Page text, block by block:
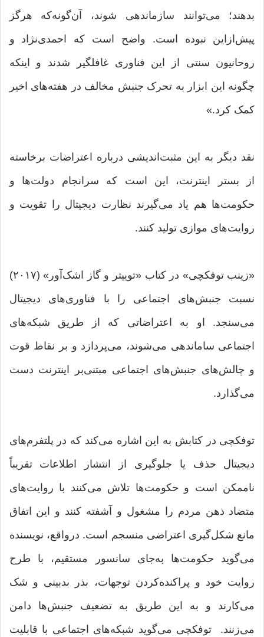
بدهند؛ می‌توانند سازماندهی شوند، آن‌گونه‌که هرگز
پیش‌ازاین نبوده است. واضح است که احمدی‌نژاد و
روحانیون سنتی از این فناوری غافلگیر شدند و اینکه
چگونه این ابزار به تحرک جنبش مخالف در هفته‌های اخیر
کمک کرد.»
نقد دیگر به این مثبت‌اندیشی درباره اعتراضات برخاسته
از بستر اینترنت، این است که سرانجام دولت‌ها و
حکومت‌ها هم یاد می‌گیرند نظارت دیجیتال را تقویت و
روایت‌های موازی تولید کنند.
«زینب توفکچی» در کتاب «توییتر و گاز اشک‌آور» (۲۰۱۷)
نسبت جنبش‌های اجتماعی را با فناوری‌های دیجیتال
می‌سنجد. او به اعتراضاتی که از طریق شبکه‌های
اجتماعی ساماندهی می‌شوند، می‌پردازد و بر نقاط قوت
و چالش‌های جنبش‌های اجتماعی مبتنی‌بر اینترنت دست
می‌گذارد.
توفکچی در کتابش به این اشاره می‌کند که در پلتفرم‌های
دیجیتال حذف یا جلوگیری از انتشار اطلاعات تقریباً
ناممکن است و حکومت‌ها تلاش می‌کنند با روایت‌های
متضاد ذهن مردم را مشغول و آشفته کنند و این اتفاق
مانع شکل‌گیری اعتراضی منسجم است. درواقع، نویسنده
می‌گوید حکومت‌ها به‌جای سانسور مستقیم، با طرح
روایت خود و پراکنده‌کردن توجهات، بذر بدبینی و شک
می‌کارند و به این طریق به تضعیف جنبش‌ها دامن
می‌زنند. توفکچی می‌گوید شبکه‌های اجتماعی با قابلیت